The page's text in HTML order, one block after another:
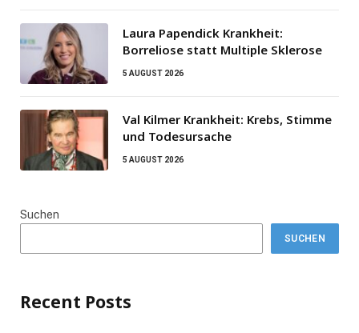
Laura Papendick Krankheit:
Borreliose statt Multiple Sklerose
5 AUGUST 2026
Val Kilmer Krankheit: Krebs, Stimme
und Todesursache
5 AUGUST 2026
Suchen
SUCHEN
Recent Posts